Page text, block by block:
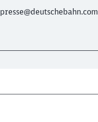
presse@deutschebahn.com